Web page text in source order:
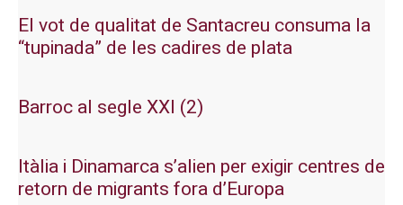
El vot de qualitat de Santacreu consuma la
“tupinada” de les cadires de plata
Barroc al segle XXI (2)
Itàlia i Dinamarca s’alien per exigir centres de
retorn de migrants fora d’Europa